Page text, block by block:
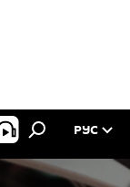
РУС